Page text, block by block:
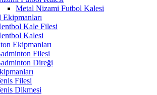
Metal Nizami Futbol Kalesi
Ekipmanları
Kale Filesi
Kalesi
Ekipmanları
Filesi
Direği
Filesi
Dikmesi